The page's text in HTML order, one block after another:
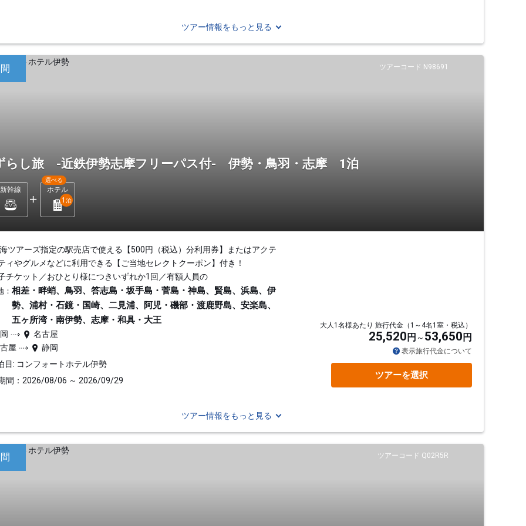
ツアー情報をもっと見る
ツアーコード N98691
らし旅 -近鉄伊勢志摩フリーパス付- 伊勢・鳥羽・志摩 1泊
新幹線 ホテル
選べる
1 泊
ツアーズ指定の駅売店で使える【500円（税込）分利用券】またはアクテ
ィやグルメなどに利用できる【ご当地セレクトクーポン】付き！
チケット／おひとり様につきいずれか1回／有額人員の
： 相差・畔蛸、鳥羽、答志島・坂手島・菅島・神島、賢島、浜島、伊
勢、浦村・石鏡・国崎、二見浦、阿児・磯部・渡鹿野島、安楽島、
五ヶ所湾・南伊勢、志摩・和具・大王
名古屋
屋
静岡
目: コンフォートホテル伊勢
間：2026/08/06 ～ 2026/09/29
大人1名様あたり 旅行代金（1～4名1室・税込）
25,520 円 53,650 円
表示旅行代金について
ツアーを選択
ツアー情報をもっと見る
ツアーコード Q02R5R